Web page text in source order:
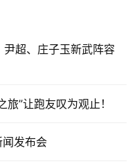
超、庄子玉新武阵容
”让跑友叹为观止！
发布会